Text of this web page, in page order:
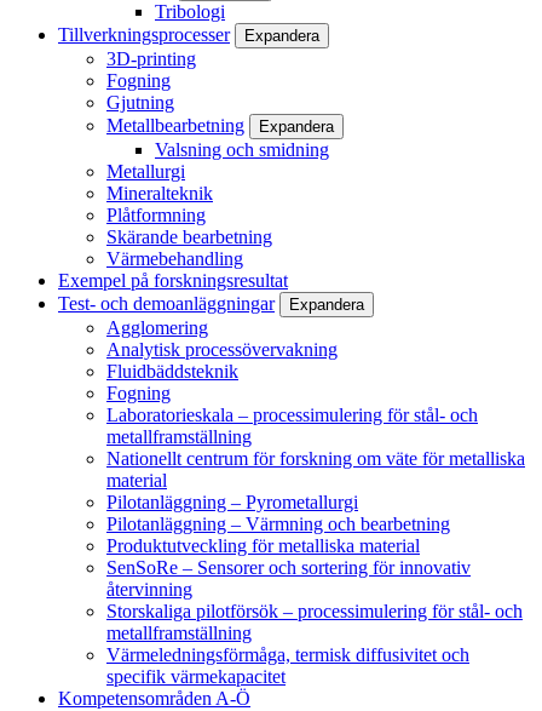
Tribologi
Tillverkningsprocesser
Expandera
3D-printing
Fogning
Gjutning
Metallbearbetning
Expandera
Valsning och smidning
Metallurgi
Mineralteknik
Plåtformning
Skärande bearbetning
Värmebehandling
Exempel på forskningsresultat
Test- och demoanläggningar
Expandera
Agglomering
Analytisk processövervakning
Fluidbäddsteknik
Fogning
Laboratorieskala – processimulering för stål- och
metallframställning
Nationellt centrum för forskning om väte för metalliska
material
Pilotanläggning – Pyrometallurgi
Pilotanläggning – Värmning och bearbetning
Produktutveckling för metalliska material
SenSoRe – Sensorer och sortering för innovativ
återvinning
Storskaliga pilotförsök – processimulering för stål- och
metallframställning
Värmeledningsförmåga, termisk diffusivitet och
specifik värmekapacitet
Kompetensområden A-Ö